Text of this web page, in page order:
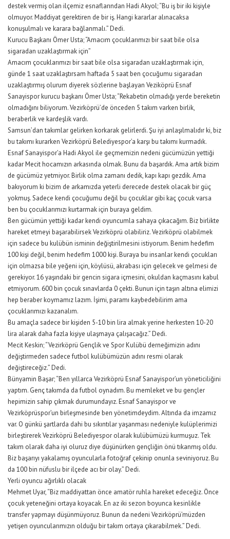
destek vermiş olan ilçemiz esnaflarından Hadi Akyol; “Bu iş bir iki kişiyle
olmuyor. Maddiyat gerektiren de bir iş. Hangi kararlar alınacaksa
konuşulmalı ve karara bağlanmalı.” Dedi.
Kurucu Başkanı Ömer Usta; “Amacım çocuklarımızı bir saat bile olsa
sigaradan uzaklaştırmak için”
Amacım çocuklarımızı bir saat bile olsa sigaradan uzaklaştırmak için,
günde 1 saat uzaklaştırsam haftada 5 saat ben çocuğumu sigaradan
uzaklaştırmış olurum diyerek sözlerine başlayan Veziköprü Esnaf
Sanayispor kurucu başkanı Ömer Usta; “Rekabetin olmadığı yerde bereketin
olmadığını biliyorum. Vezirköprü’de önceden 5 takım varken birlik,
beraberlik ve kardeşlik vardı.
Samsun’dan takımlar gelirken korkarak gelirlerdi. Şu iyi anlaşılmalıdır ki, biz
bu takımı kurarken Vezirköprü Belediyespor’a karşı bu takımı kurmadık.
Esnaf Sanayispor’a Hadi Akyol ile geçmemizin nedeni gücümüzün yettiği
kadar Mecit hocamızın arkasında olmak. Bunu da başardık. Ama artık bizim
de gücümüz yetmiyor. Birlik olma zamanı dedik, kapı kapı gezdik. Ama
bakıyorum ki bizim de arkamızda yeterli derecede destek olacak bir güç
yokmuş. Sadece kendi çocuğumu değil bu çocuklar gibi kaç çocuk varsa
ben bu çocuklarımızı kurtarmak için buraya geldim.
Ben gücümün yettiği kadar kendi oyuncumla sahaya çıkacağım. Biz birlikte
hareket etmeyi başarabilirsek Vezirköprü olabiliriz. Vezirköprü olabilmek
için sadece bu kulübün isminin değiştirilmesini istiyorum. Benim hedefim
100 kişi değil, benim hedefim 1000 kişi. Buraya bu insanlar kendi çocukları
için olmazsa bile yeğeni için, köylüsü, akrabası için gelecek ve gelmesi de
gerekiyor. 16 yaşındaki bir gencin sigara içmesini, okuldan kaçmasını kabul
etmiyorum. 600 bin çocuk sınavlarda 0 çekti. Bunun için taşın altına elimizi
hep beraber koymamız lazım. İşimi, paramı kaybedebilirim ama
çocuklarımızı kazanalım.
Bu amaçla sadece bir kişiden 5-10 bin lira almak yerine herkesten 10-20
lira alarak daha fazla kişiye ulaşmaya çalışacağız.” Dedi.
Mecit Keskin; “Vezirköprü Gençlik ve Spor Kulübü derneğimizin adını
değiştirmeden sadece futbol kulübümüzün adını resmi olarak
değiştireceğiz.” Dedi.
Bünyamin Başar; “Ben yıllarca Vezirköprü Esnaf Sanayispor’un yöneticiliğini
yaptım. Genç takımda da futbol oynadım. Bu memleket ve bu gençler
hepimizin sahip çıkmak durumundayız. Esnaf Sanayispor ve
Vezirköprüspor’un birleşmesinde ben yönetimdeydim. Altında da imzamız
var. O günkü şartlarda dahi bu sıkıntılar yaşanması nedeniyle kulüplerimizi
birleştirerek Vezirköprü Belediyespor olarak kulübümüzü kurmuşuz. Tek
takım olarak daha iyi oluruz diye düşünürken gençliğin önü tıkanmış oldu.
Biz başarıyı yakalamış oyuncularla fotoğraf çekinip onunla seviniyoruz. Bu
da 100 bin nüfuslu bir ilçede acı bir olay.” Dedi.
Yerli oyuncu ağırlıklı olacak
Mehmet Uyar, “Biz maddiyattan önce amatör ruhla hareket edeceğiz. Önce
çocuk yeteneğini ortaya koyacak. En az iki sezon boyunca kesinlikle
transfer yapmayı düşünmüyoruz. Bunun da nedeni Vezirköprü’müzden
yetişen oyuncularımızın olduğu bir takım ortaya çıkarabilmek.” Dedi.